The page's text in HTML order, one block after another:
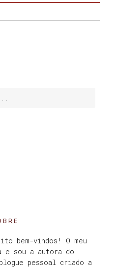
bem-vindos! O meu
e sou a autora do
pessoal criado a